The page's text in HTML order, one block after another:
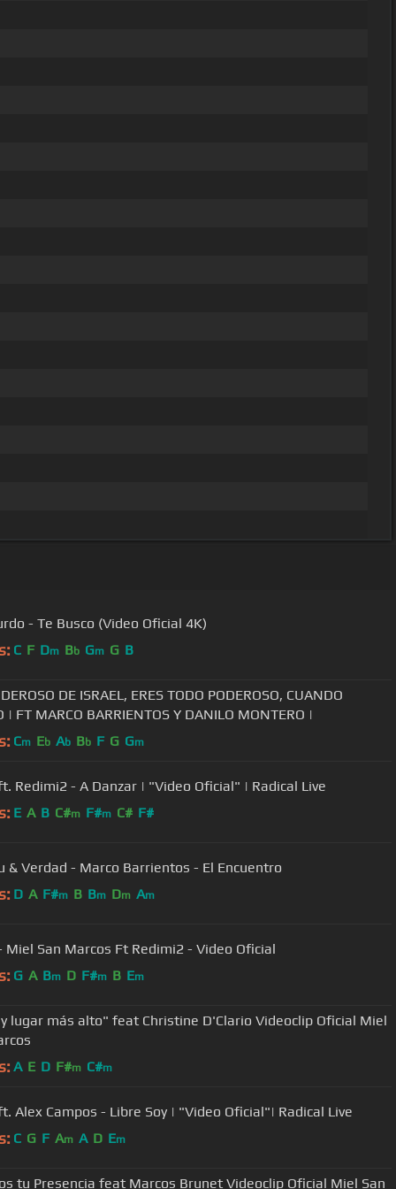
- Te Busco (Video Oficial 4K)
C F Dm Bb Gm G B
DE ISRAEL, ERES TODO PODEROSO, CUANDO
| FT MARCO BARRIENTOS Y DANILO MONTERO |
Cm Eb Ab Bb F G Gm
Barak ft. Redimi2 - A Danzar | "Video Oficial" | Radical Live
E A B C#m F#m C# F#
& Verdad - Marco Barrientos - El Encuentro
D A F#m B Bm Dm Am
Miel San Marcos Ft Redimi2 - Video Oficial
G A Bm D F#m B Em
lugar más alto" feat Christine D'Clario Videoclip Oficial Miel
A E D F#m C#m
Barak ft. Alex Campos - Libre Soy | "Video Oficial"| Radical Live
C G F Am A D Em
tu Presencia feat Marcos Brunet Videoclip Oficial Miel San